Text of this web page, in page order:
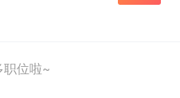
职位啦~